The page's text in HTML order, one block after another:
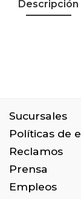
Descripción
Sucursales
Políticas de
Reclamos
Prensa
Empleos